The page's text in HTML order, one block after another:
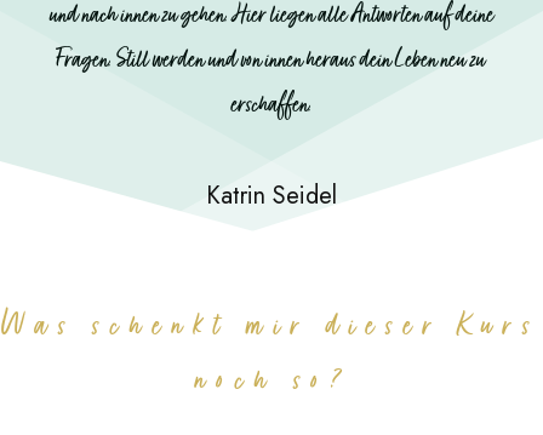
und nach innen zu gehen. Hier liegen alle Antworten auf deine
Fragen. Still werden und von innen heraus dein Leben neu zu
erschaffen.
Katrin Seidel
Was schenkt mir dieser Kurs
noch so?